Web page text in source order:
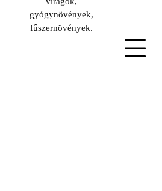
gyógynövények,
fűszernövények.